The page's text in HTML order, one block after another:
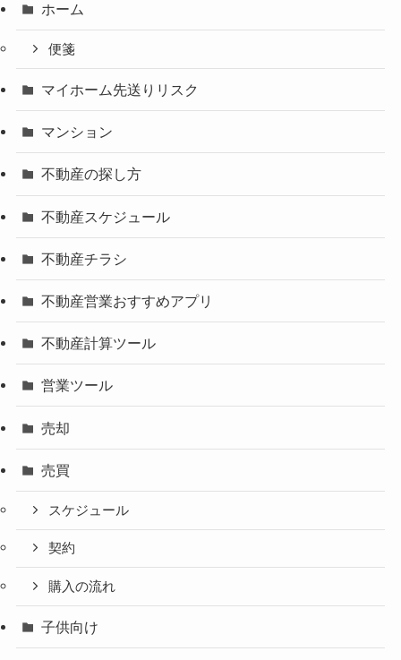
ホーム
便箋
マイホーム先送りリスク
マンション
不動産の探し方
不動産スケジュール
不動産チラシ
不動産営業おすすめアプリ
不動産計算ツール
営業ツール
売却
売買
スケジュール
契約
購入の流れ
子供向け